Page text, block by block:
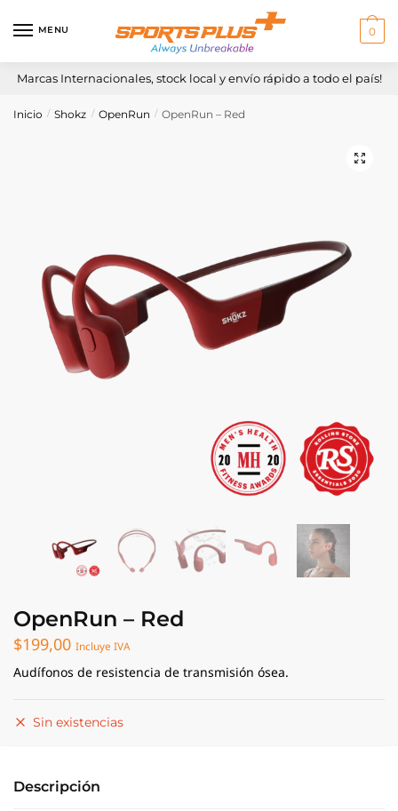
MENU 0
Marcas Internacionales, stock local y envío rápido a todo el país!
Inicio / Shokz / OpenRun / OpenRun – Red
OpenRun – Red
$199,00 Incluye IVA
Audífonos de resistencia de transmisión ósea.
Sin existencias
Descripción